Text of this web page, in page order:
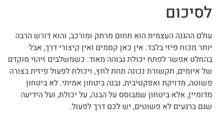
לסיכום
עולם ההגנה העצמית הוא תחום מרתק ומורכב, והוא דורש הרבה
יותר מכוח פיזי בלבד. אין כאן קסמים ואין קיצורי דרך, אבל
בהחלט אפשר לפתח יכולת גבוהה מאוד. כשמשלבים זיהוי מוקדם
של איומים, תקשורת נכונה תחת לחץ, ויכולת לפעול פיזית בצורה
פשוטה, מדויקת ואפקטיבית, נבנה ביטחון אמיתי. לא ביטחון
מדומיין, אלא ביטחון שמבוסס על הבנה, על יכולת, ועל הידיעה
שגם ברגעים לא פשוטים, יש לכם דרך לפעול.